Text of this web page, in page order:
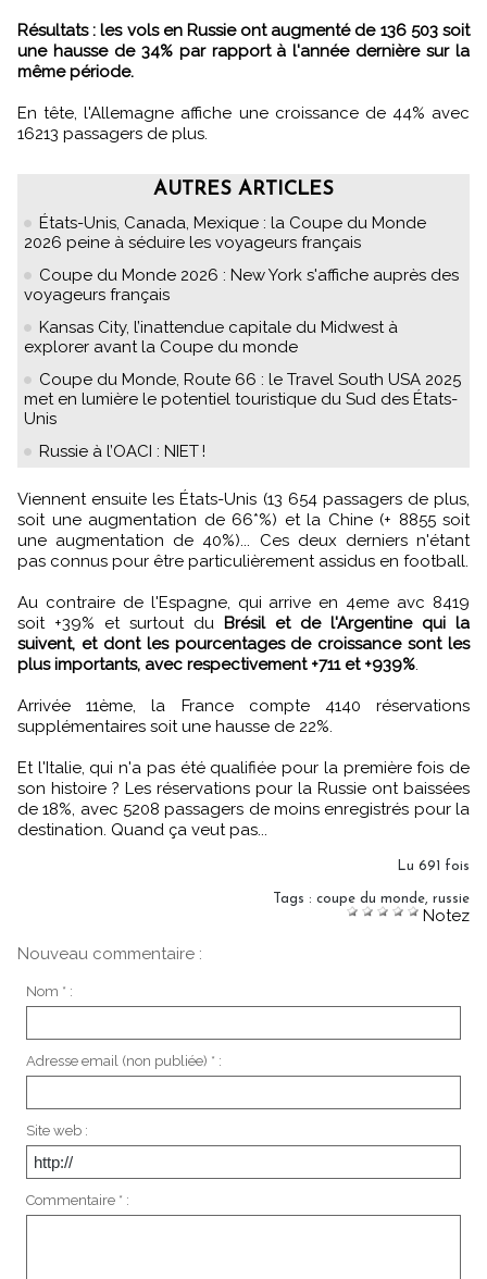
Résultats : les vols en Russie ont augmenté de 136 503 soit
une hausse de 34% par rapport à l'année dernière sur la
même période.
En tête, l'Allemagne affiche une croissance de 44% avec
16213 passagers de plus.
AUTRES ARTICLES
États-Unis, Canada, Mexique : la Coupe du Monde
2026 peine à séduire les voyageurs français
Coupe du Monde 2026 : New York s'affiche auprès des
voyageurs français
Kansas City, l’inattendue capitale du Midwest à
explorer avant la Coupe du monde
Coupe du Monde, Route 66 : le Travel South USA 2025
met en lumière le potentiel touristique du Sud des États-
Unis
Russie à l’OACI : NIET !
Viennent ensuite les États-Unis (13 654 passagers de plus,
soit une augmentation de 66*%) et la Chine (+ 8855 soit
une augmentation de 40%)... Ces deux derniers n'étant
pas connus pour être particulièrement assidus en football.
Au contraire de l'Espagne, qui arrive en 4eme avc 8419
soit +39% et surtout du Brésil et de l'Argentine qui la
suivent, et dont les pourcentages de croissance sont les
plus importants, avec respectivement +711 et +939%
Arrivée 11ème, la France compte 4140 réservations
supplémentaires soit une hausse de 22%.
Et l'Italie, qui n'a pas été qualifiée pour la première fois de
son histoire ? Les réservations pour la Russie ont baissées
de 18%, avec 5208 passagers de moins enregistrés pour la
destination. Quand ça veut pas...
Lu 691 fois
Tags : coupe du monde russie
Notez
Nouveau commentaire :
Nom * :
Adresse email (non publiée) * :
Site web :
Commentaire * :